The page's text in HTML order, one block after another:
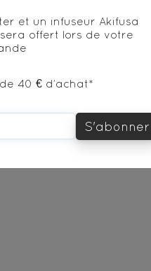
et un infuseur Akifusa
offert lors de votre
40 € d’achat*
S'abonner